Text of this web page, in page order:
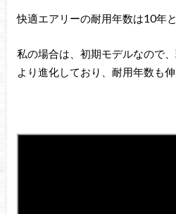
快適エアリーの耐用年数は10年
私の場合は、初期モデルなので
より進化しており、耐用年数も